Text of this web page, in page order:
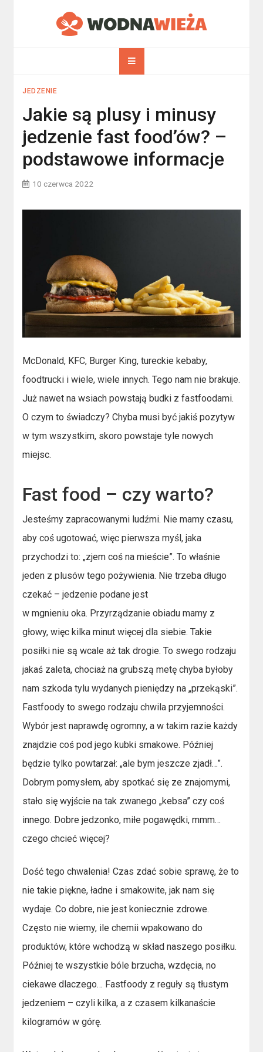
WodnaWieża.pl
JEDZENIE
Jakie są plusy i minusy
jedzenie fast food’ów? –
podstawowe informacje
10 czerwca 2022
McDonald, KFC, Burger King, tureckie kebaby,
foodtrucki i wiele, wiele innych. Tego nam nie brakuje.
Już nawet na wsiach powstają budki z fastfoodami.
O czym to świadczy? Chyba musi być jakiś pozytyw
w tym wszystkim, skoro powstaje tyle nowych
miejsc.
Fast food – czy warto?
Jesteśmy zapracowanymi ludźmi. Nie mamy czasu,
aby coś ugotować, więc pierwsza myśl, jaka
przychodzi to: „zjem coś na mieście”. To właśnie
jeden z plusów tego pożywienia. Nie trzeba długo
czekać – jedzenie podane jest
w mgnieniu oka. Przyrządzanie obiadu mamy z
głowy, więc kilka minut więcej dla siebie. Takie
posiłki nie są wcale aż tak drogie. To swego rodzaju
jakaś zaleta, chociaż na grubszą metę chyba byłoby
nam szkoda tylu wydanych pieniędzy na „przekąski”.
Fastfoody to swego rodzaju chwila przyjemności.
Wybór jest naprawdę ogromny, a w takim razie każdy
znajdzie coś pod jego kubki smakowe. Później
będzie tylko powtarzał: „ale bym jeszcze zjadł…”.
Dobrym pomysłem, aby spotkać się ze znajomymi,
stało się wyjście na tak zwanego „kebsa” czy coś
innego. Dobre jedzonko, miłe pogawędki, mmm…
czego chcieć więcej?
Dość tego chwalenia! Czas zdać sobie sprawę, że to
nie takie piękne, ładne i smakowite, jak nam się
wydaje. Co dobre, nie jest koniecznie zdrowe.
Często nie wiemy, ile chemii wpakowano do
produktów, które wchodzą w skład naszego posiłku.
Później te wszystkie bóle brzucha, wzdęcia, no
ciekawe dlaczego… Fastfoody z reguły są tłustym
jedzeniem – czyli kilka, a z czasem kilkanaście
kilogramów w górę.